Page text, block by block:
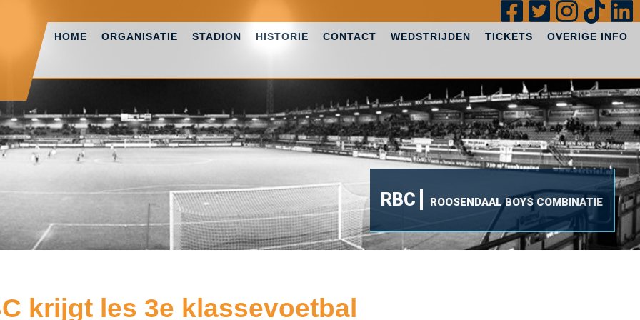
RBC ROOSENDAAL BOYS COMBINATIE
HOME ORGANISATIE STADION HISTORIE CONTACT WEDSTRIJDEN TICKETS OVERIGE INFO
krijgt les 3e klassevoetbal